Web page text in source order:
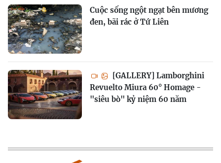
Cuộc sống ngột ngạt bên mương
đen, bãi rác ở Tứ Liên
[GALLERY] Lamborghini
Revuelto Miura 60° Homage -
"siêu bò" kỷ niệm 60 năm